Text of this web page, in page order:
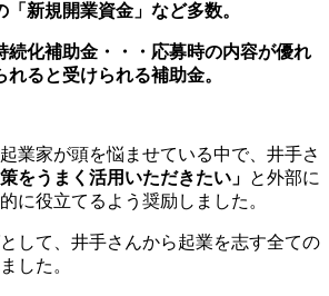
新規開業資金」など多数。
続化補助金・・・応募時の内容が優れ
れると受けられる補助金。
業家が頭を悩ませている中で、井手さ
をうまく活用いただきたい」 と外部に
に役立てるよう奨励しました。
して、井手さんから起業を志す全ての
した。